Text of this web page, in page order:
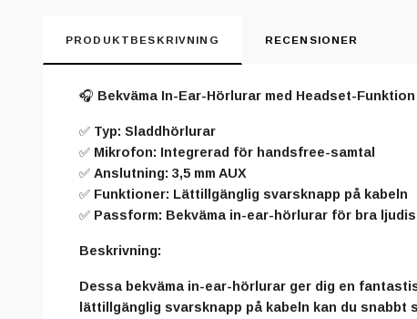
PRODUKTBESKRIVNING RECENSIONER
🎧 Bekväma In-Ear-Hörlurar med Headset-Funktion
✅ Typ: Sladdhörlurar
✅ Mikrofon: Integrerad för handsfree-samtal
✅ Anslutning: 3,5 mm AUX
✅ Funktioner: Lättillgänglig svarsknapp på kabeln
✅ Passform: Bekväma in-ear-hörlurar för bra
Beskrivning:
Dessa bekväma in-ear-hörlurar ger dig en
lättillgänglig svarsknapp på kabeln kan du snabbt